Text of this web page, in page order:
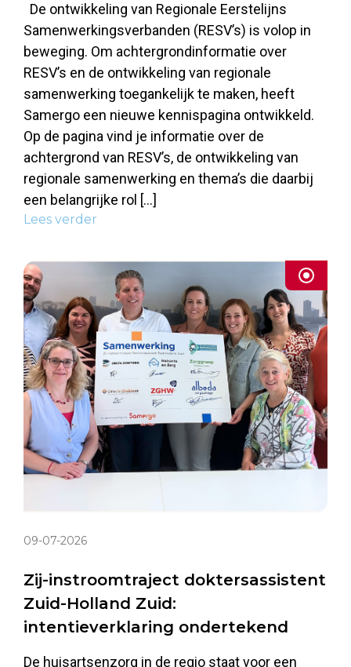
De ontwikkeling van Regionale Eerstelijns
Samenwerkingsverbanden (RESV’s) is volop in
beweging. Om achtergrondinformatie over
RESV’s en de ontwikkeling van regionale
samenwerking toegankelijk te maken, heeft
Samergo een nieuwe kennispagina ontwikkeld.
Op de pagina vind je informatie over de
achtergrond van RESV’s, de ontwikkeling van
regionale samenwerking en thema’s die daarbij
een belangrijke rol […]
Lees verder
09-07-2026
Zij-instroomtraject doktersassistent
Zuid-Holland Zuid:
intentieverklaring ondertekend
De huisartsenzorg in de regio staat voor een